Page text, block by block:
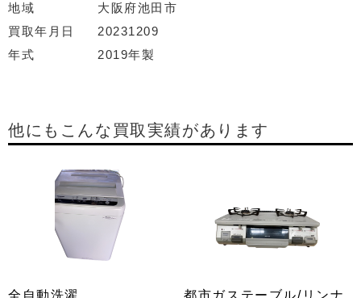
地域
大阪府池田市
買取年月日
20231209
年式
2019年製
他にもこんな買取実績があります
全自動洗濯
都市ガステーブル/リンナ